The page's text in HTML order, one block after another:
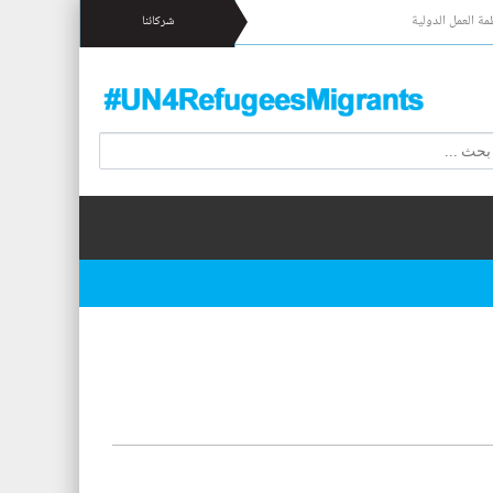
العمل الدولية شركائنا